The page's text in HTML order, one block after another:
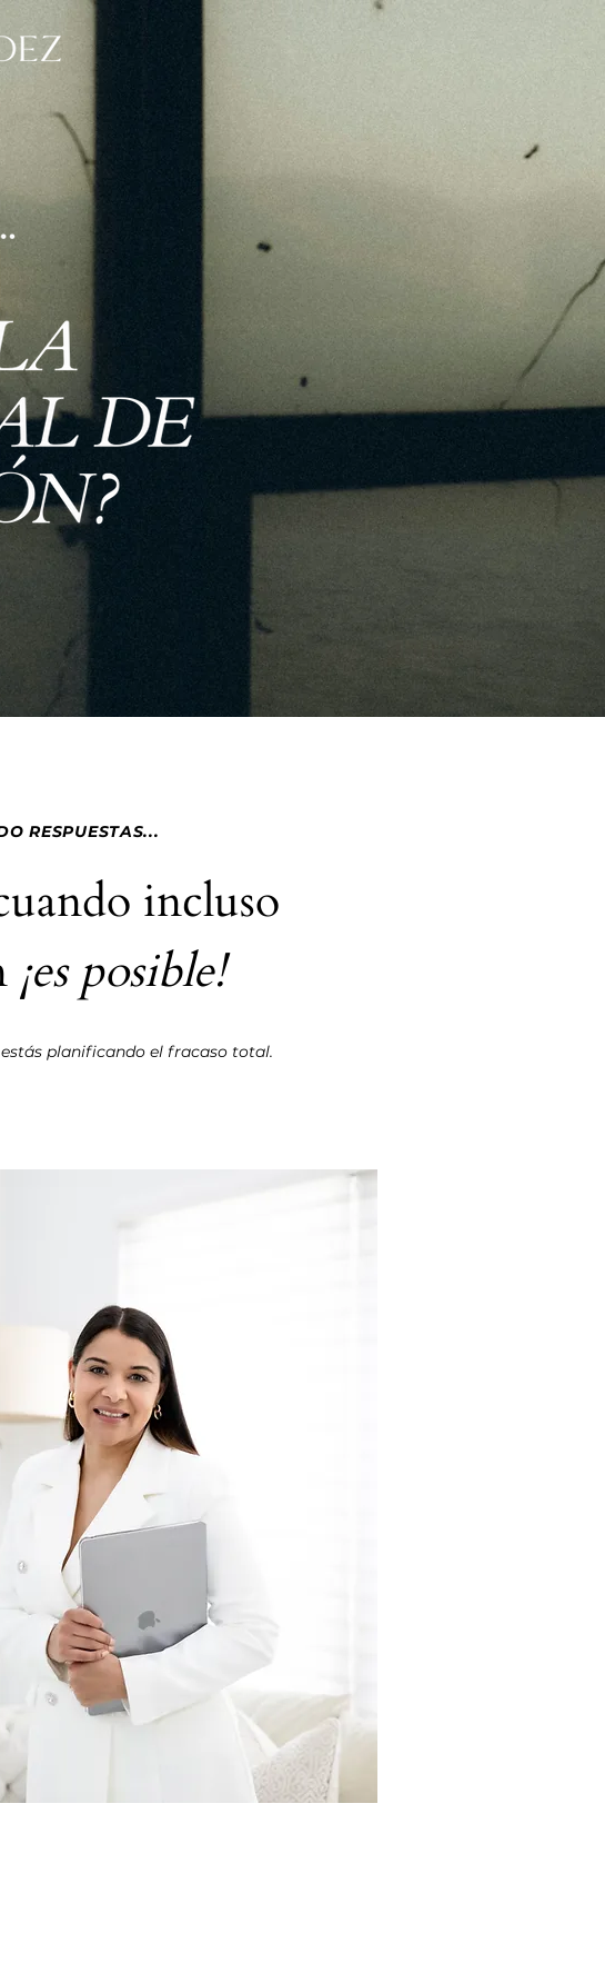
RESPUESTAS...
incluso
¡es posible!
planificando el fracaso total.